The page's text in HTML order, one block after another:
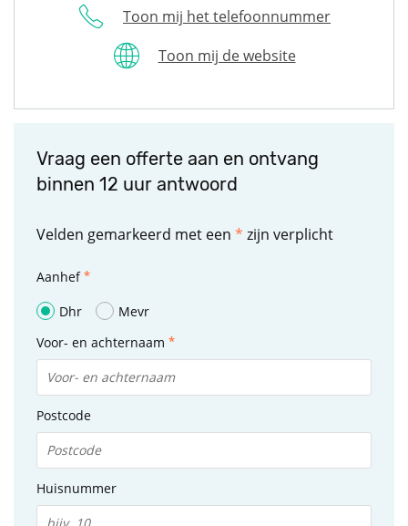
Toon mij het telefoonnummer
Toon mij de website
Vraag een offerte aan en ontvang
binnen 12 uur antwoord
Velden gemarkeerd met een * zijn verplicht
Aanhef
Dhr
Mevr
Voor- en achternaam
Postcode
Huisnummer